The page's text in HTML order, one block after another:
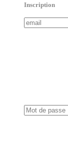
Inscription